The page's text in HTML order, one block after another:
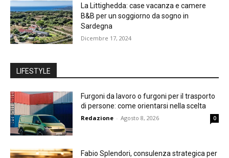
La Littighedda: case vacanza e camere
B&B per un soggiorno da sogno in
Sardegna
Dicembre 17, 2024
LIFESTYLE
Furgoni da lavoro o furgoni per il trasporto
di persone: come orientarsi nella scelta
Redazione - Agosto 8, 2026 0
Fabio Splendori, consulenza strategica per